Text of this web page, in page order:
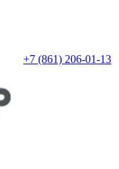
+7 (861) 206-01-13